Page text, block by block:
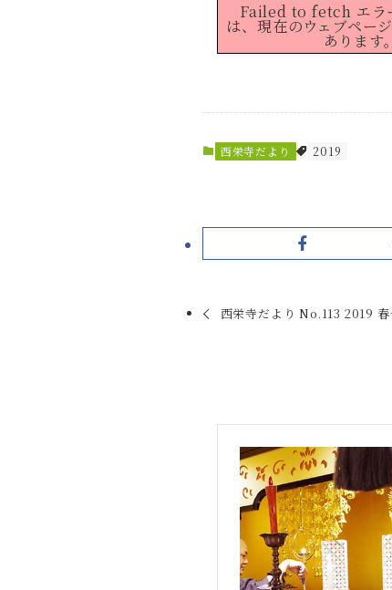
Failed to fetch エラ
は、現在のウェブペー
あります。
西栄寺だより 2019
西栄寺だより No.113 2019